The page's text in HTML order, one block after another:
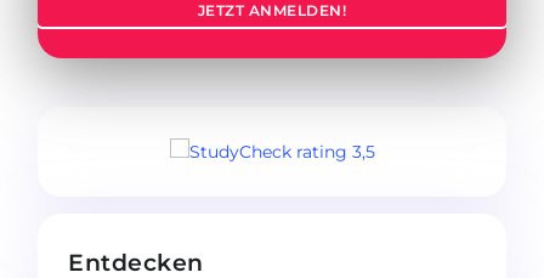
JETZT ANMELDEN!
Entdecken